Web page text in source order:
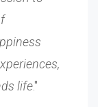
life."